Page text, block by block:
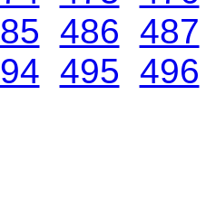
486 487
495 496